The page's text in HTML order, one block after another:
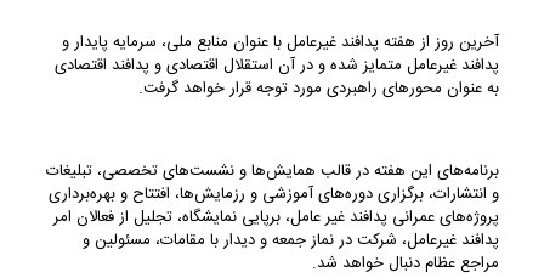
آخرین روز از هفته پدافند غیرعامل با عنوان منابع ملی، سرمایه پایدار و
پدافند غیرعامل متمایز شده و در آن استقلال اقتصادی و پدافند اقتصادی
به عنوان محورهای راهبردی مورد توجه قرار خواهد گرفت.
برنامه‌های این هفته در قالب همایش‌ها و نشست‌های تخصصی، تبلیغات
و انتشارات، برگزاری دوره‌های آموزشی و رزمایش‌ها، افتتاح و بهره‌برداری
پروژه‌های عمرانی پدافند غیر عامل، برپایی نمایشگاه، تجلیل از فعالان امر
پدافند غیرعامل، شرکت در نماز جمعه و دیدار با مقامات، مسئولین و
مراجع عظام دنبال خواهد شد.